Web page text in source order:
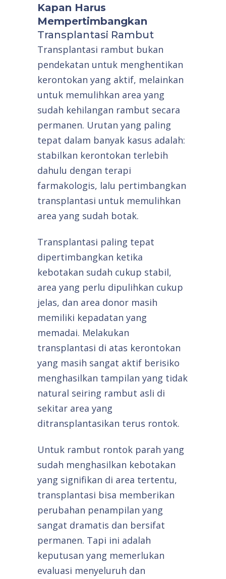
Kapan Harus
Mempertimbangkan
Transplantasi Rambut
Transplantasi rambut bukan
pendekatan untuk menghentikan
kerontokan yang aktif, melainkan
untuk memulihkan area yang
sudah kehilangan rambut secara
permanen. Urutan yang paling
tepat dalam banyak kasus adalah:
stabilkan kerontokan terlebih
dahulu dengan terapi
farmakologis, lalu pertimbangkan
transplantasi untuk memulihkan
area yang sudah botak.
Transplantasi paling tepat
dipertimbangkan ketika
kebotakan sudah cukup stabil,
area yang perlu dipulihkan cukup
jelas, dan area donor masih
memiliki kepadatan yang
memadai. Melakukan
transplantasi di atas kerontokan
yang masih sangat aktif berisiko
menghasilkan tampilan yang tidak
natural seiring rambut asli di
sekitar area yang
ditransplantasikan terus rontok.
Untuk rambut rontok parah yang
sudah menghasilkan kebotakan
yang signifikan di area tertentu,
transplantasi bisa memberikan
perubahan penampilan yang
sangat dramatis dan bersifat
permanen. Tapi ini adalah
keputusan yang memerlukan
evaluasi menyeluruh dan